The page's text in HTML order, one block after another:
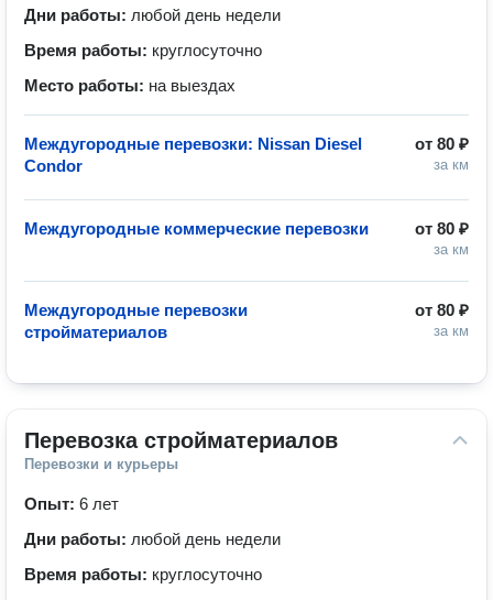
Дни работы: любой день недели
Время работы: круглосуточно
Место работы: на выездах
от 80 ₽
за км
Междугородные перевозки: Nissan Diesel
Condor
от 80 ₽
за км
Междугородные коммерческие перевозки
от 80 ₽
за км
Междугородные перевозки
стройматериалов
Перевозка стройматериалов
Перевозки и курьеры
Опыт: 6 лет
Дни работы: любой день недели
Время работы: круглосуточно